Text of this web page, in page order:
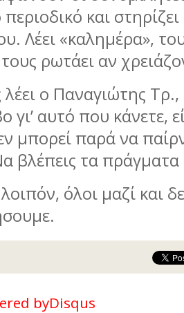
και
Λέει «καληµέρα»,
ρωτάει αν
ο Παναγιώτης
γι’ αυτό που κάνετε,
µπορεί παρά να
βλέπεις τα πράγµατα
όλοι µαζί και
byDisqus